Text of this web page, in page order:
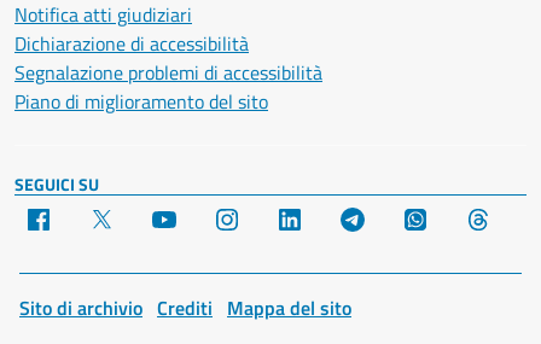
Notifica atti giudiziari
Dichiarazione di accessibilità
Segnalazione problemi di accessibilità
Piano di miglioramento del sito
SEGUICI SU
Facebook YouTube Instagram LinkedIn Telegram WhatsApp
Sito di archivio Crediti Mappa del sito